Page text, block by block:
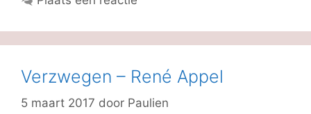
Verzwegen – René Appel
5 maart 2017 door Paulien